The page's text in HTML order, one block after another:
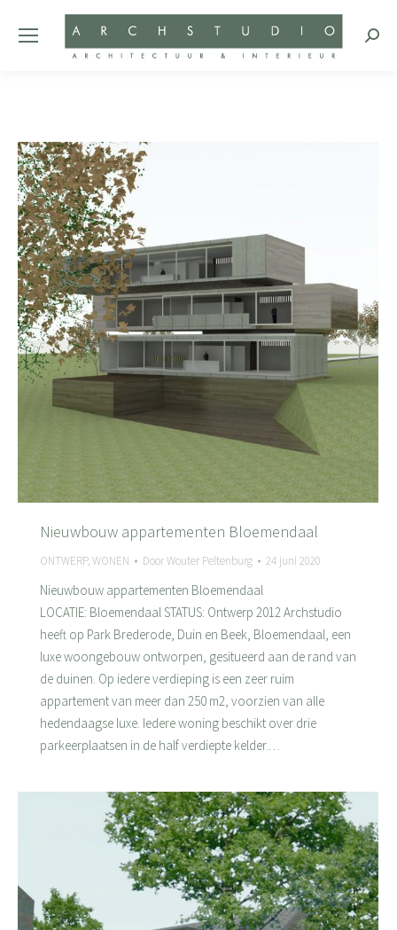
Nieuwbouw appartementen Bloemendaal
ONTWERP,WONEN DoorWouter Peltenburg 24 juni 2020
Nieuwbouw appartementen Bloemendaal
LOCATIE: Bloemendaal STATUS: Ontwerp 2012 Archstudio
heeft op Park Brederode, Duin en Beek, Bloemendaal, een
luxe woongebouw ontworpen, gesitueerd aan de rand van
de duinen. Op iedere verdieping is een zeer ruim
appartement van meer dan 250 m2, voorzien van alle
hedendaagse luxe. Iedere woning beschikt over drie
parkeerplaatsen in de half verdiepte kelder.…